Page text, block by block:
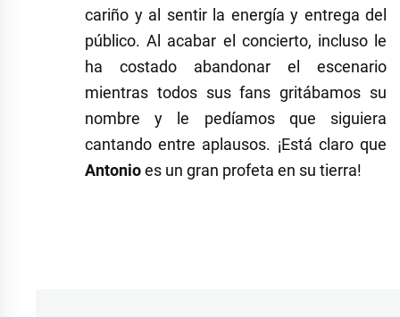
cariño y al sentir la energía y entrega del
público. Al acabar el concierto, incluso le
ha costado abandonar el escenario
mientras todos sus fans gritábamos su
nombre y le pedíamos que siguiera
cantando entre aplausos. ¡Está claro que
Antonioes un gran profeta en su tierra!